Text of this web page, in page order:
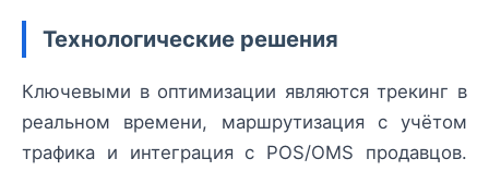
Технологические решения
Ключевыми в оптимизации являются трекинг в
реальном времени, маршрутизация с учётом
трафика и интеграция с POS/OMS продавцов.